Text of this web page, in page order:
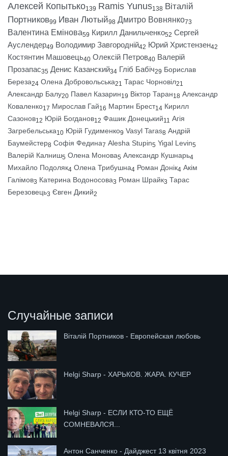
Алексей Копытько139 Ramis Yunus138 Віталій
Портников99 Иван Лютый98 Дмитро Вовнянко73
Валентина Емінова59 Кирилл Данильченко52 Сергей
Ауслендер49 Володимир Завгородній42 Юрий Христензен42
Костянтин Машовець40 Олексій Петров40 Валерій
Прозапас35 Денис Казанский34 Гліб Бабіч29 Борислав
Береза24 Олена Добровольська21 Тарас Чорновіл21
Александр Балу20 Павел Казарин19 Віктор Таран18 Александр
Коваленко17 Мирослав Гай16 Мартин Брест14 Кирилл
Сазонов12 Юрій Богданов12 Фашик Донецький11 Агія
Загребельська10 Юрій Гудименко9 Vasyl Taras8 Андрій
Баумейстер8 Софія Федина7 Alesha Stupin5 Yigal Levin5
Валерій Калниш5 Олена Монова5 Александр Кушнарь4
Михайло Подоляк4 Олена Трибушна4 Роман Донік4 Акім
Галімов3 Катерина Водоносова3 Роман Шрайк3 Тарас
Березовець3 Євген Дикий2
Случайные записи
Віталій Портников - Европейская любовь
Helgi Sharp - ХАРЬКОВ. ЖАРА. КУЧЕР
Helgi Sharp - ЕСЛИ КТО-ТО ЕЩЁ
СОМНЕВАЛСЯ...
Антон Санченко - Дайджест 13 квітня 2023